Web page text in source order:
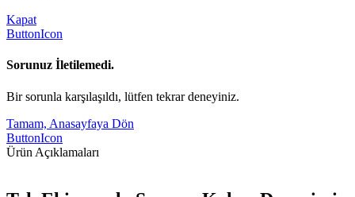
Kapat
ButtonIcon
Sorunuz İletilemedi.
Bir sorunla karşılaşıldı, lütfen tekrar deneyiniz.
Tamam, Anasayfaya Dön
ButtonIcon
Ürün Açıklamaları